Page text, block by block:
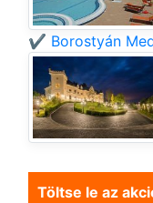
✔️ Borostyán
Töltse le az